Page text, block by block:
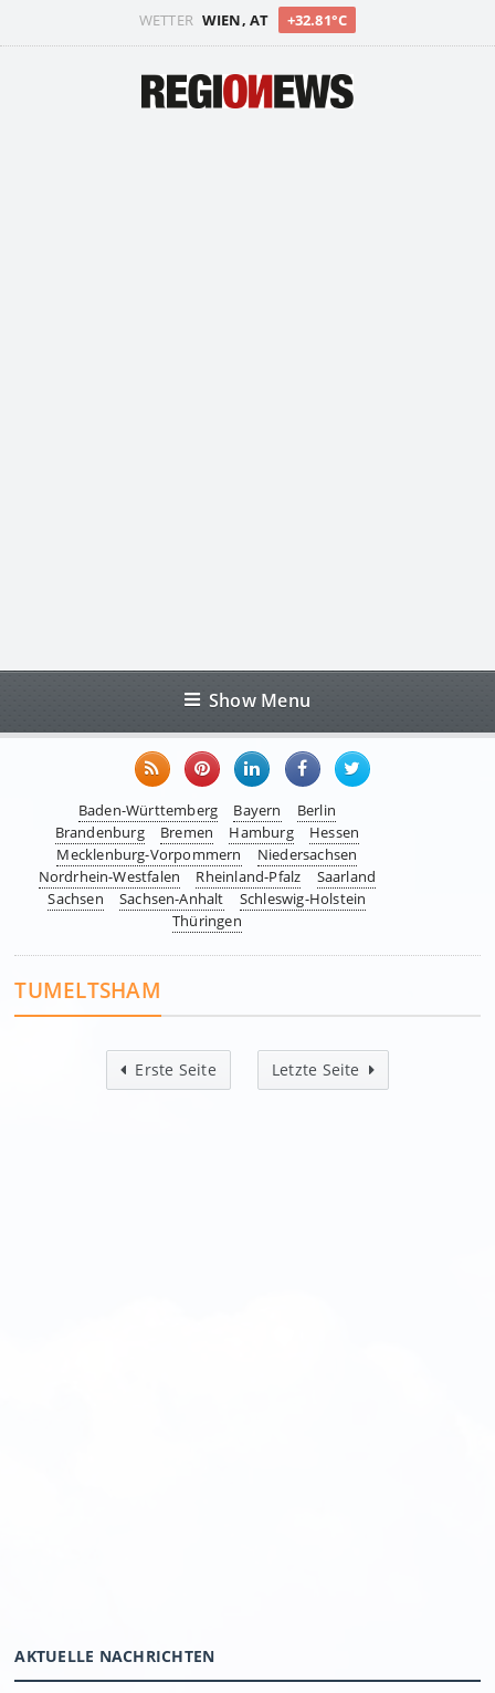
WETTER WIEN, AT +32.81°C
Show Menu
Baden-Württemberg Bayern
Berlin
Brandenburg
Bremen Hamburg
Hessen
Mecklenburg-Vorpommern
Niedersachsen
Nordrhein-Westfalen
Rheinland-Pfalz
Saarland
Sachsen
Sachsen-Anhalt
Schleswig-Holstein
Thüringen
TUMELTSHAM
Erste Seite Letzte Seite
AKTUELLE NACHRICHTEN